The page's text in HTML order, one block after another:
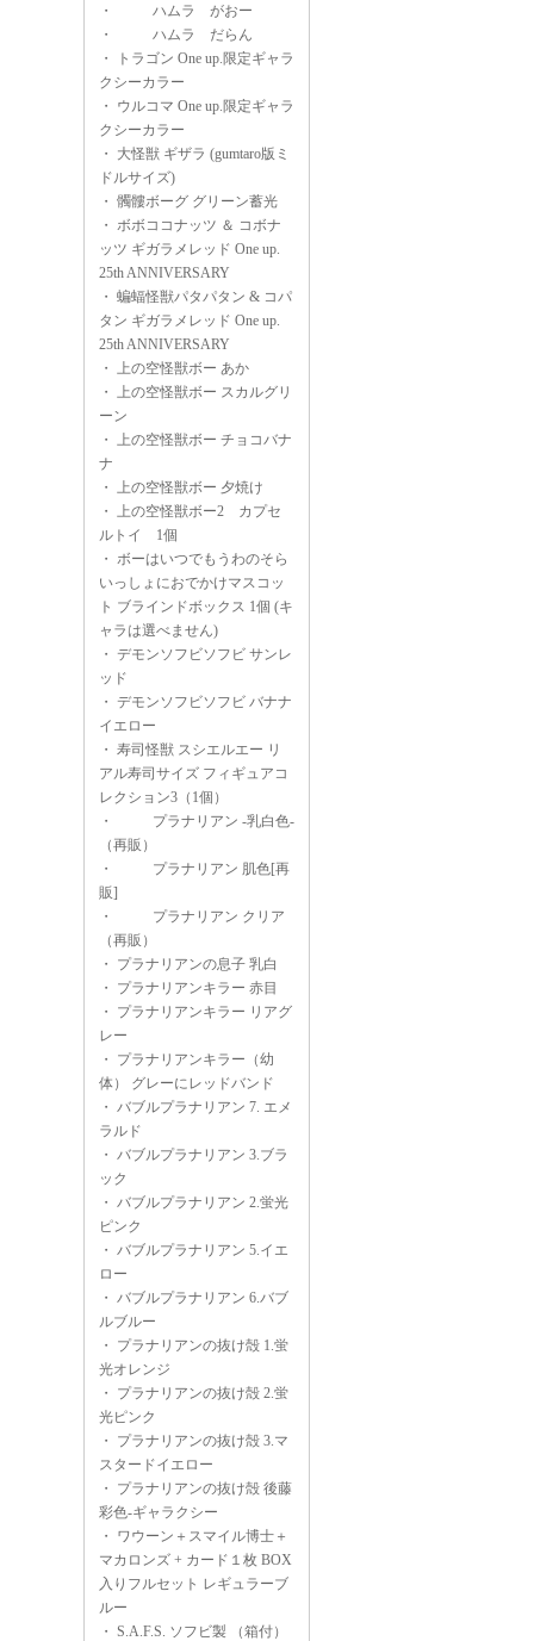
・
ハムラ がおー
・
ハムラ だらん
・
トラゴン One up.限定ギャラ
クシーカラー
・ ウルコマ One up.限定ギャラ
クシーカラー
・ 大怪獣 ギザラ (gumtaro版ミ
ドルサイズ)
・ 髑髏ボーグ グリーン蓄光
・ ボボココナッツ ＆ コボナ
ッツ ギガラメレッド One up.
25th ANNIVERSARY
・ 蝙蝠怪獣パタパタン & コパ
タン ギガラメレッド One up.
25th ANNIVERSARY
・ 上の空怪獣ボー あか
・ 上の空怪獣ボー スカルグリ
ーン
・ 上の空怪獣ボー チョコバナ
ナ
・ 上の空怪獣ボー 夕焼け
・ 上の空怪獣ボー2 カプセ
ルトイ 1個
・ ボーはいつでもうわのそら
いっしょにおでかけマスコッ
ト ブラインドボックス 1個 (キ
ャラは選べません)
・ デモンソフビソフビ サンレ
ッド
・ デモンソフビソフビ バナナ
イエロー
・ 寿司怪獣 スシエルエー リ
アル寿司サイズ フィギュアコ
レクション3（1個）
・
プラナリアン -乳白色-
（再販）
・
プラナリアン 肌色[再
販]
・
プラナリアン クリア
（再販）
・ プラナリアンの息子 乳白
・ プラナリアンキラー 赤目
・ プラナリアンキラー リアグ
レー
・ プラナリアンキラー（幼
体） グレーにレッドバンド
・ バブルプラナリアン 7. エメ
ラルド
・ バブルプラナリアン 3.ブラ
ック
・ バブルプラナリアン 2.蛍光
ピンク
・ バブルプラナリアン 5.イエ
ロー
・ バブルプラナリアン 6.バブ
ルブルー
・ プラナリアンの抜け殻 1.蛍
光オレンジ
・ プラナリアンの抜け殻 2.蛍
光ピンク
・ プラナリアンの抜け殻 3.マ
スタードイエロー
・ プラナリアンの抜け殻 後藤
彩色-ギャラクシー
・ ワウーン＋スマイル博士＋
マカロンズ + カード１枚 BOX
入りフルセット レギュラーブ
ルー
・ S.A.F.S. ソフビ製 （箱付）